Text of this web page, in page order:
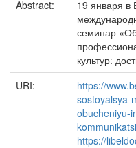
Abstract:
19 января в
семинар
культур:
URI:
https://
sostoyalsya-
obucheniyu-
https://